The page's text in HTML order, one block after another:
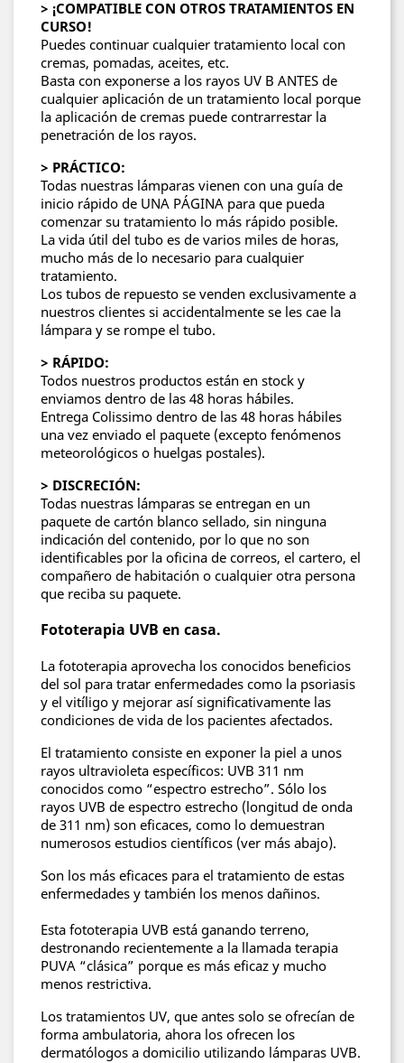
> ¡COMPATIBLE CON OTROS TRATAMIENTOS EN
CURSO!
Puedes continuar cualquier tratamiento local con
cremas, pomadas, aceites, etc.
Basta con exponerse a los rayos UV B ANTES de
cualquier aplicación de un tratamiento local porque
la aplicación de cremas puede contrarrestar la
penetración de los rayos.
> PRÁCTICO:
Todas nuestras lámparas vienen con una guía de
inicio rápido de UNA PÁGINA para que pueda
comenzar su tratamiento lo más rápido posible.
La vida útil del tubo es de varios miles de horas,
mucho más de lo necesario para cualquier
tratamiento.
Los tubos de repuesto se venden exclusivamente a
nuestros clientes si accidentalmente se les cae la
lámpara y se rompe el tubo.
> RÁPIDO:
Todos nuestros productos están en stock y
enviamos dentro de las 48 horas hábiles.
Entrega Colissimo dentro de las 48 horas hábiles
una vez enviado el paquete (excepto fenómenos
meteorológicos o huelgas postales).
> DISCRECIÓN:
Todas nuestras lámparas se entregan en un
paquete de cartón blanco sellado, sin ninguna
indicación del contenido, por lo que no son
identificables por la oficina de correos, el cartero, el
compañero de habitación o cualquier otra persona
que reciba su paquete.
Fototerapia UVB en casa.
La fototerapia aprovecha los conocidos beneficios
del sol para tratar enfermedades como la psoriasis
y el vitíligo y mejorar así significativamente las
condiciones de vida de los pacientes afectados.
El tratamiento consiste en exponer la piel a unos
rayos ultravioleta específicos: UVB 311 nm
conocidos como “espectro estrecho”. Sólo los
rayos UVB de espectro estrecho (longitud de onda
de 311 nm) son eficaces, como lo demuestran
numerosos estudios científicos (ver más abajo).
Son los más eficaces para el tratamiento de estas
enfermedades y también los menos dañinos.
Esta fototerapia UVB está ganando terreno,
destronando recientemente a la llamada terapia
PUVA “clásica” porque es más eficaz y mucho
menos restrictiva.
Los tratamientos UV, que antes solo se ofrecían de
forma ambulatoria, ahora los ofrecen los
dermatólogos a domicilio utilizando lámparas UVB.